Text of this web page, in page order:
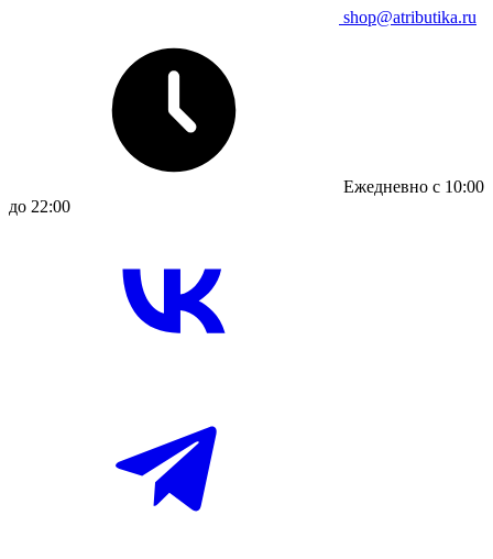
shop@atributika.ru
Ежедневно с 10:00
до 22:00